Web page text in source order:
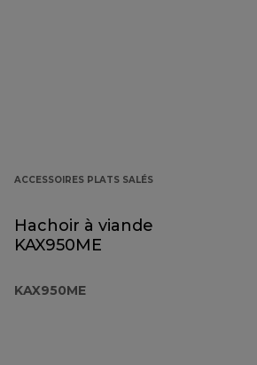
ACCESSOIRES PLATS SALÉS
Hachoir à viande
KAX950ME
KAX950ME